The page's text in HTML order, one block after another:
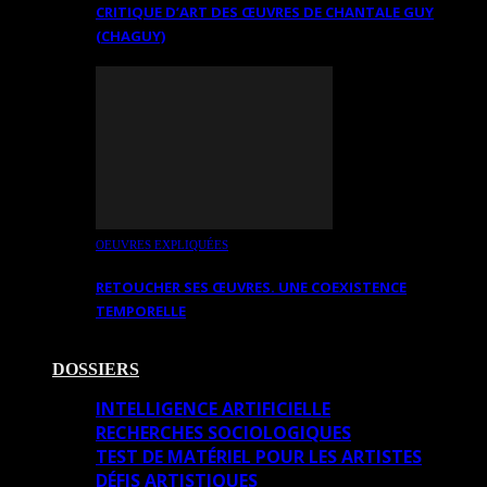
CRITIQUE D’ART DES ŒUVRES DE CHANTALE GUY
(CHAGUY)
OEUVRES EXPLIQUÉES
RETOUCHER SES ŒUVRES. UNE COEXISTENCE
TEMPORELLE
DOSSIERS
INTELLIGENCE ARTIFICIELLE
RECHERCHES SOCIOLOGIQUES
TEST DE MATÉRIEL POUR LES ARTISTES
DÉFIS ARTISTIQUES